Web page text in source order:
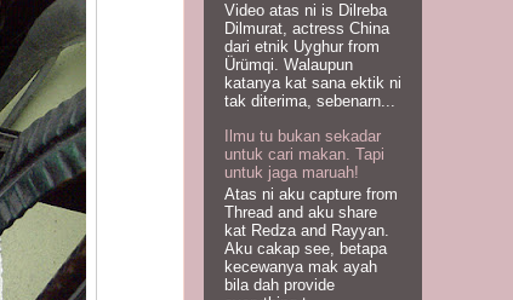
Video atas ni is Dilreba
Dilmurat, actress China
dari etnik Uyghur from
Ürümqi. Walaupun
katanya kat sana ektik ni
tak diterima, sebenarn...
Ilmu tu bukan sekadar
untuk cari makan. Tapi
untuk jaga maruah!
Atas ni aku capture from
Thread and aku share
kat Redza and Rayyan.
Aku cakap see, betapa
kecewanya mak ayah
bila dah provide